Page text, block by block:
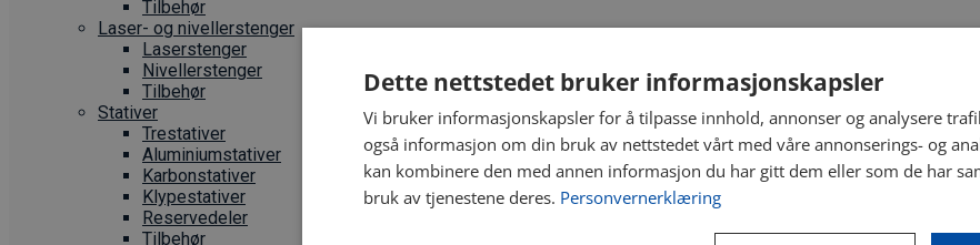
Tilbehør
Laser- og nivellerstenger
Laserstenger
Nivellerstenger
Tilbehør
Stativer
Trestativer
Aluminiumstativer
Karbonstativer
Klypestativer
Reservedeler
Tilbehør
Dette nettstedet bruker informasjonskapsler
Vi bruker informasjonskapsler for å tilpasse innhold, annonser og analysere
også informasjon om din bruk av nettstedet vårt med våre annonserings- og
kan kombinere den med annen informasjon du har gitt dem eller som de har
bruk av tjenestene deres. Personvernerklæring